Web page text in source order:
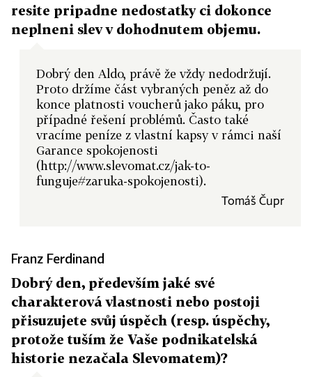
resite pripadne nedostatky ci dokonce
neplneni slev v dohodnutem objemu.
Dobrý den Aldo, právě že vždy nedodržují.
Proto držíme část vybraných peněz až do
konce platnosti voucherů jako páku, pro
případné řešení problémů. Často také
vracíme peníze z vlastní kapsy v rámci naší
Garance spokojenosti
(http://www.slevomat.cz/jak-to-
funguje#zaruka-spokojenosti).
Tomáš Čupr
Franz Ferdinand
Dobrý den, především jaké své
charakterová vlastnosti nebo postoji
přisuzujete svůj úspěch (resp. úspěchy,
protože tuším že Vaše podnikatelská
historie nezačala Slevomatem)?